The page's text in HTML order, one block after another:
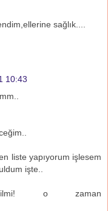
sağlık....
10:43
liste yapıyorum işlesem
işte..
o zaman